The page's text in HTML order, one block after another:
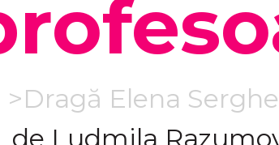
>Dragă Elena
de Ludmila